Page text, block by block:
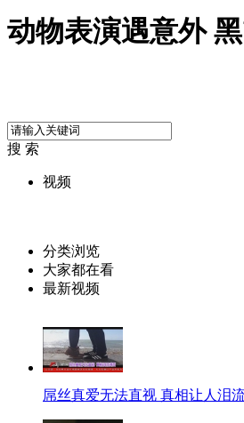
动物表演遇意外
搜 索
视频
分类浏览
大家都在看
最新视频
屌丝真爱无法直视 真相让人泪